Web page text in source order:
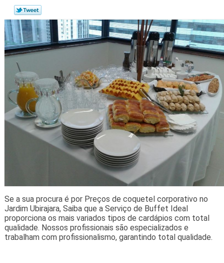
Se a sua procura é por Preços de coquetel corporativo no
Jardim Ubirajara, Saiba que a Serviço de Buffet Ideal
proporciona os mais variados tipos de cardápios com total
qualidade. Nossos profissionais são especializados e
trabalham com profissionalismo, garantindo total qualidade.